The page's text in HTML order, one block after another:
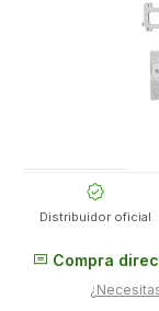
Distribuidor oficial
Compra